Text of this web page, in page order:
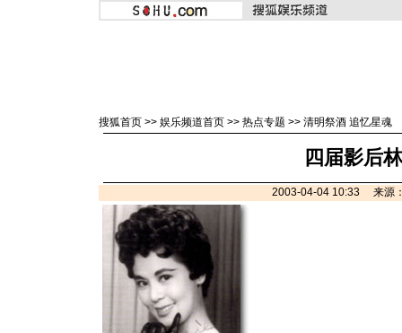
搜狐首页 >> 娱乐频道首页 >> 热点专题 >> 清明祭酒 追忆星魂
四届影后
2003-04-04 10:33 来源